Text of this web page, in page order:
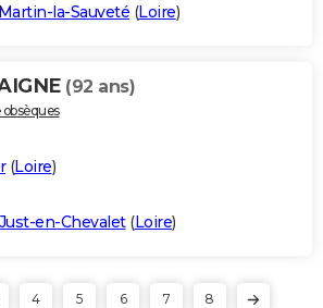
la-Sauveté (Loire)
(92 ans)
(Loire)
en-Chevalet(Loire)
4 5 6 7 8